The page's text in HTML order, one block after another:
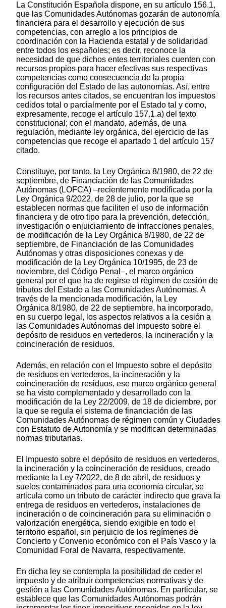
La Constitución Española dispone, en su artículo 156.1,
que las Comunidades Autónomas gozarán de autonomía
financiera para el desarrollo y ejecución de sus
competencias, con arreglo a los principios de
coordinación con la Hacienda estatal y de solidaridad
entre todos los españoles; es decir, reconoce la
necesidad de que dichos entes territoriales cuenten con
recursos propios para hacer efectivas sus respectivas
competencias como consecuencia de la propia
configuración del Estado de las autonomías. Así, entre
los recursos antes citados, se encuentran los impuestos
cedidos total o parcialmente por el Estado tal y como,
expresamente, recoge el artículo 157.1.a) del texto
constitucional; con el mandato, además, de una
regulación, mediante ley orgánica, del ejercicio de las
competencias que recoge el apartado 1 del artículo 157
citado.
Constituye, por tanto, la Ley Orgánica 8/1980, de 22 de
septiembre, de Financiación de las Comunidades
Autónomas (LOFCA) –recientemente modificada por la
Ley Orgánica 9/2022, de 28 de julio, por la que se
establecen normas que faciliten el uso de información
financiera y de otro tipo para la prevención, detección,
investigación o enjuiciamiento de infracciones penales,
de modificación de la Ley Orgánica 8/1980, de 22 de
septiembre, de Financiación de las Comunidades
Autónomas y otras disposiciones conexas y de
modificación de la Ley Orgánica 10/1995, de 23 de
noviembre, del Código Penal–, el marco orgánico
general por el que ha de regirse el régimen de cesión de
tributos del Estado a las Comunidades Autónomas. A
través de la mencionada modificación, la Ley
Orgánica 8/1980, de 22 de septiembre, ha incorporado,
en su cuerpo legal, los aspectos relativos a la cesión a
las Comunidades Autónomas del Impuesto sobre el
depósito de residuos en vertederos, la incineración y la
coincineración de residuos.
Además, en relación con el Impuesto sobre el depósito
de residuos en vertederos, la incineración y la
coincineración de residuos, ese marco orgánico general
se ha visto complementado y desarrollado con la
modificación de la Ley 22/2009, de 18 de diciembre, por
la que se regula el sistema de financiación de las
Comunidades Autónomas de régimen común y Ciudades
con Estatuto de Autonomía y se modifican determinadas
normas tributarias.
El Impuesto sobre el depósito de residuos en vertederos,
la incineración y la coincineración de residuos, creado
mediante la Ley 7/2022, de 8 de abril, de residuos y
suelos contaminados para una economía circular, se
articula como un tributo de carácter indirecto que grava la
entrega de residuos en vertederos, instalaciones de
incineración o de coincineración para su eliminación o
valorización energética, siendo exigible en todo el
territorio español, sin perjuicio de los regímenes de
Concierto y Convenio económico con el País Vasco y la
Comunidad Foral de Navarra, respectivamente.
En dicha ley se contempla la posibilidad de ceder el
impuesto y de atribuir competencias normativas y de
gestión a las Comunidades Autónomas. En particular, se
establece que las Comunidades Autónomas podrán